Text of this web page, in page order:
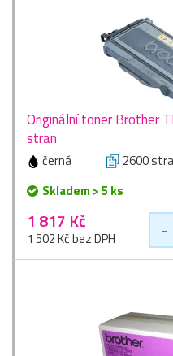
Originální toner Brother
stran
černá 2600
Skladem > 5 ks
1 817 Kč
1 502 Kč bez DPH -